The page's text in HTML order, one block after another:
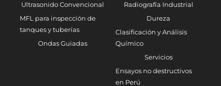
Ultrasonido Convencional
MFL para inspección de
tanques y tuberías
Ondas Guiadas
Radiografía Industrial
Dureza
Clasificación y Análisis
Químico
Servicios
Ensayos no destructivos
en Perú